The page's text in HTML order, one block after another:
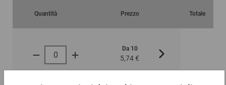
Quantità Prezzo Totale
Da 10
5,74 €
per 1 Pezzo